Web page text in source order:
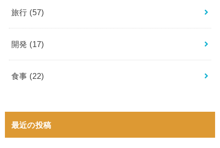
旅行 (57)
開発 (17)
食事 (22)
最近の投稿